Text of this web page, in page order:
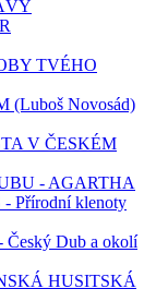
TVÉHO
(Luboš Novosád)
V ČESKÉM
- AGARTHA
Přírodní klenoty
Dub a okolí
HUSITSKÁ